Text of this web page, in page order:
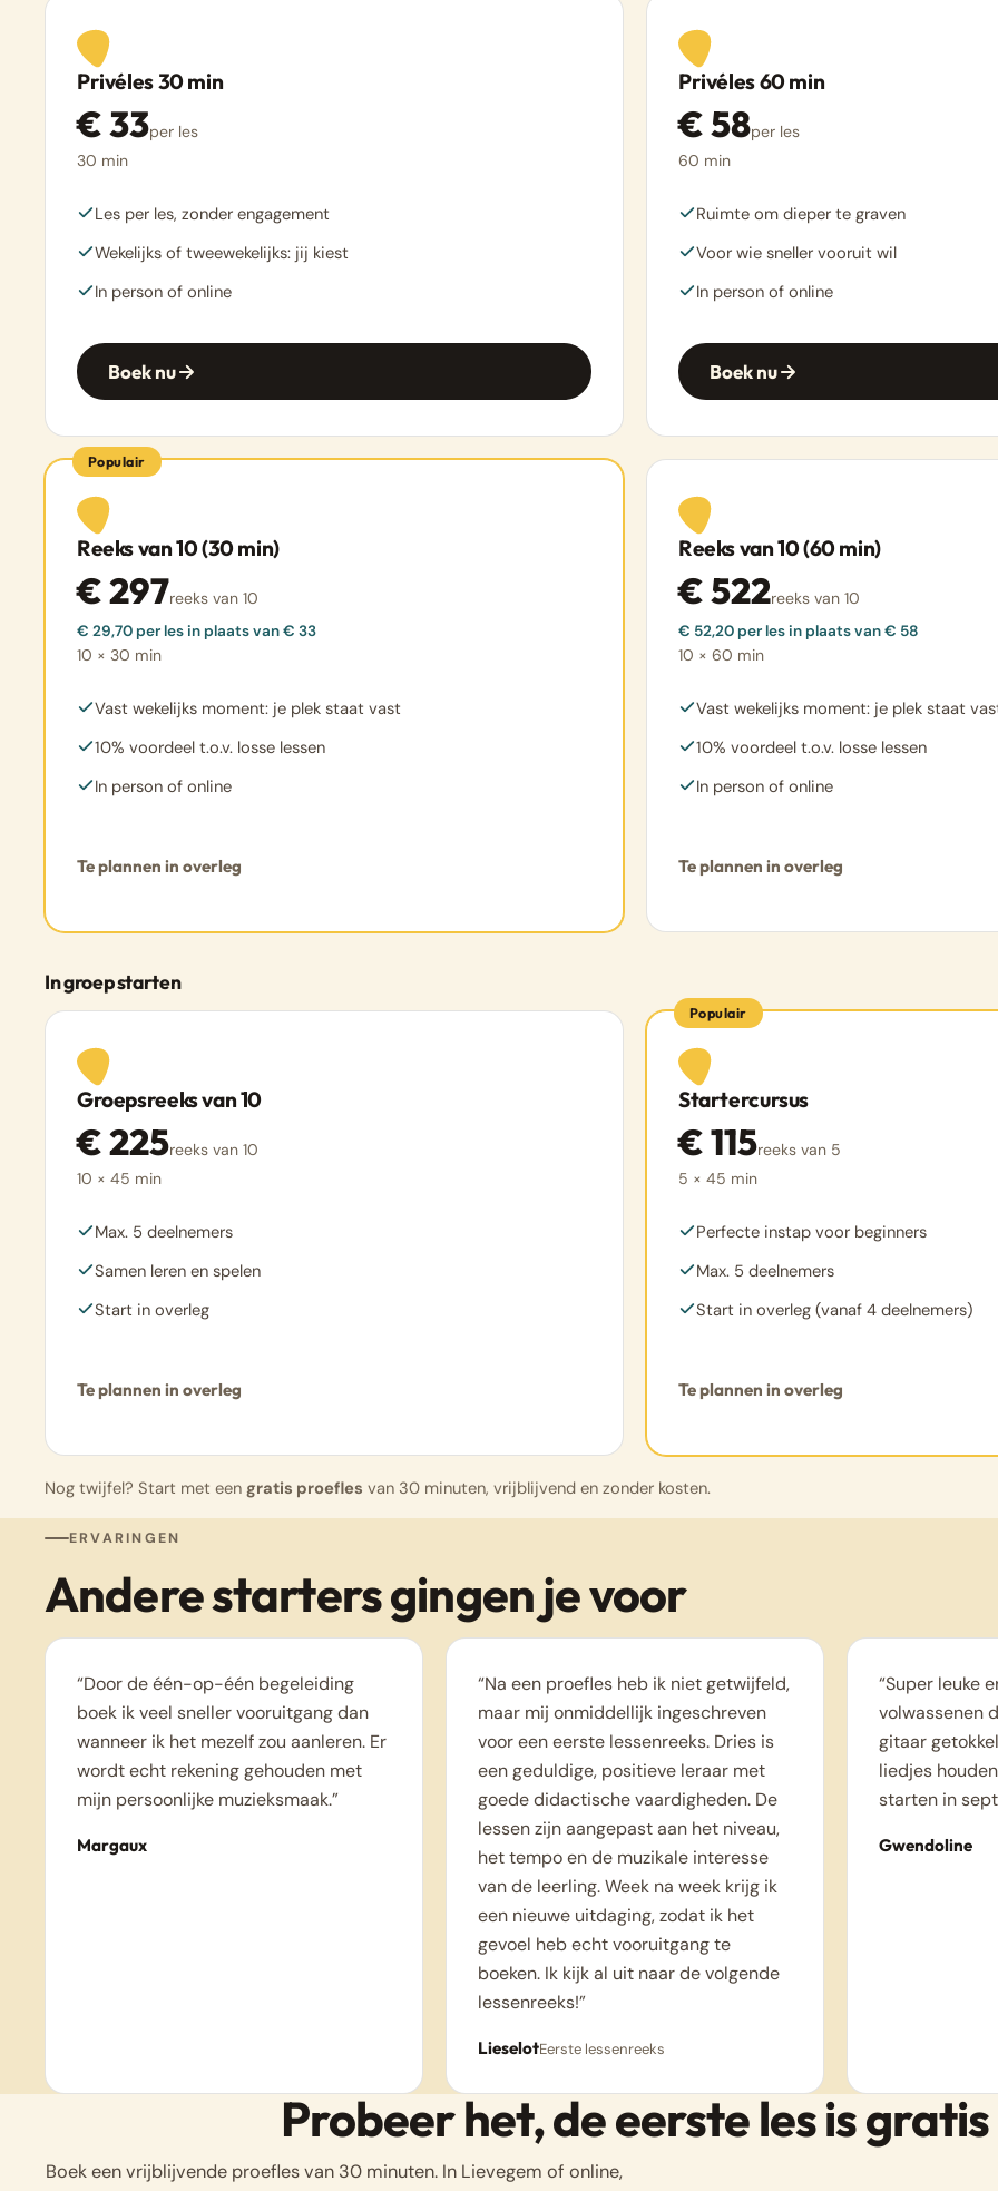
Privéles 30 min
€ 33per les
30 min
Les per les, zonder engagement
Wekelijks of tweewekelijks: jij kiest
In person of online
Boek nu
Privéles 60 min
€ 58per les
60 min
Ruimte om dieper te graven
Voor wie sneller vooruit wil
In person of online
Boek nu
Populair
Reeks van 10 (30 min)
€ 297reeks van 10
€ 29,70 per les in plaats van € 33
10 × 30 min
Vast wekelijks moment: je plek staat vast
10% voordeel t.o.v. losse lessen
In person of online
Te plannen in overleg
Reeks van 10 (60 min)
€ 522reeks van 10
€ 52,20 per les in plaats van € 58
10 × 60 min
Vast wekelijks moment: je plek staat
10% voordeel t.o.v. losse lessen
In person of online
Te plannen in overleg
In groep starten
Groepsreeks van 10
€ 225reeks van 10
10 × 45 min
Max. 5 deelnemers
Samen leren en spelen
Start in overleg
Te plannen in overleg
Populair
Startercursus
€ 115reeks van 5
5 × 45 min
Perfecte instap voor beginners
Max. 5 deelnemers
Start in overleg (vanaf 4 deelnemers)
Te plannen in overleg
Nog twijfel? Start met een gratis proefles van 30 minuten, vrijblijvend en zonder kosten.
ERVARINGEN
Andere starters gingen je voor
“Door de één-op-één begeleiding
boek ik veel sneller vooruitgang dan
wanneer ik het mezelf zou aanleren. Er
wordt echt rekening gehouden met
mijn persoonlijke muzieksmaak.”
Margaux
“Na een proefles heb ik niet getwijfeld,
maar mij onmiddellijk ingeschreven
voor een eerste lessenreeks. Dries is
een geduldige, positieve leraar met
goede didactische vaardigheden. De
lessen zijn aangepast aan het niveau,
het tempo en de muzikale interesse
van de leerling. Week na week krijg ik
een nieuwe uitdaging, zodat ik het
gevoel heb echt vooruitgang te
boeken. Ik kijk al uit naar de volgende
lessenreeks!”
LieselotEerste lessenreeks
“Super leuke
volwassenen
gitaar
liedjes
starten in
Gwendoline
Probeer het, de eerste les is gratis
Boek een vrijblijvende proefles van 30 minuten. In Lievegem of online,